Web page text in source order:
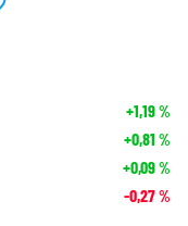
+1,19%
+0,81 %
+0,09%
-0,27%